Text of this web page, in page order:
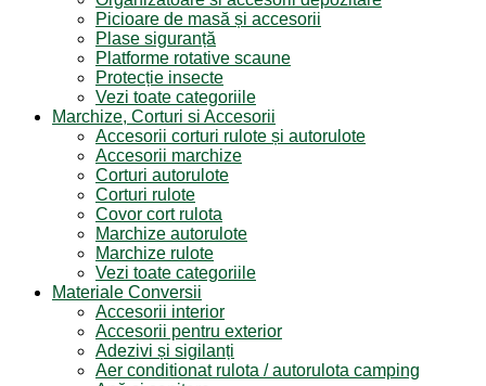
Picioare de masă și accesorii
Plase siguranță
Platforme rotative scaune
Protecție insecte
Vezi toate categoriile
Marchize, Corturi si Accesorii
Accesorii corturi rulote și autorulote
Accesorii marchize
Corturi autorulote
Corturi rulote
Covor cort rulota
Marchize autorulote
Marchize rulote
Vezi toate categoriile
Materiale Conversii
Accesorii interior
Accesorii pentru exterior
Adezivi și sigilanți
Aer conditionat rulota / autorulota camping